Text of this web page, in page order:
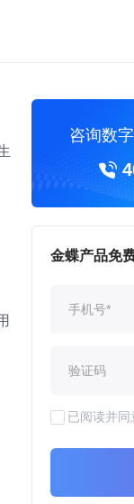
咨询数
金蝶产品免
已阅读并同